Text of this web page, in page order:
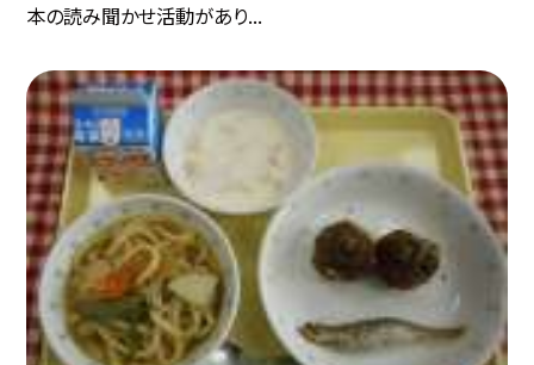
本の読み聞かせ活動があり...